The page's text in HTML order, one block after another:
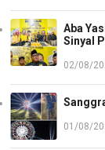
Aba
Sinyal
02/08/
01/08/